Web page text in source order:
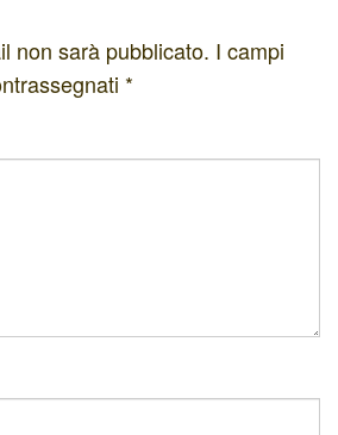
non sarà pubblicato. I campi
*